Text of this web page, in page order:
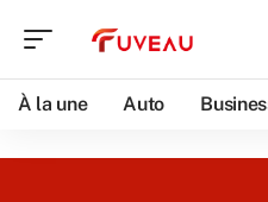
À la une Auto